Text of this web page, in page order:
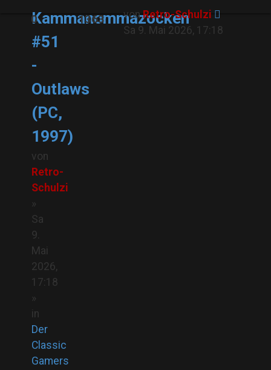
Kammanommazocken
#51
-
Outlaws
(PC,
1997)
von
Retro-
Schulzi
»
Sa
9.
Mai
2026,
17:18
»
in
Der
Classic
Gamers
0 1363 vonRetro-Schulzi
Sa 9. Mai 2026, 17:18